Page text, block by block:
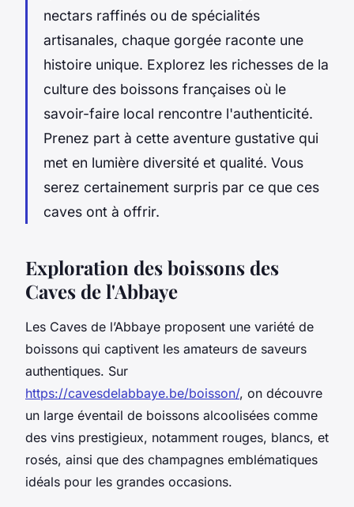
nectars raffinés ou de spécialités
artisanales, chaque gorgée raconte une
histoire unique. Explorez les richesses de la
culture des boissons françaises où le
savoir-faire local rencontre l'authenticité.
Prenez part à cette aventure gustative qui
met en lumière diversité et qualité. Vous
serez certainement surpris par ce que ces
caves ont à offrir.
Exploration des boissons des
Caves de l'Abbaye
Les Caves de l’Abbaye proposent une variété de
boissons qui captivent les amateurs de saveurs
authentiques. Sur
https://cavesdelabbaye.be/boisson/, on découvre
un large éventail de boissons alcoolisées comme
des vins prestigieux, notamment rouges, blancs, et
rosés, ainsi que des champagnes emblématiques
idéals pour les grandes occasions.